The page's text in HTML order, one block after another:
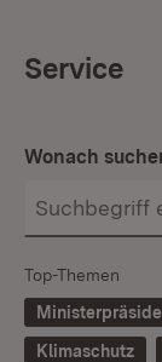
Service
Wonach
Top-Themen
Klimaschutz